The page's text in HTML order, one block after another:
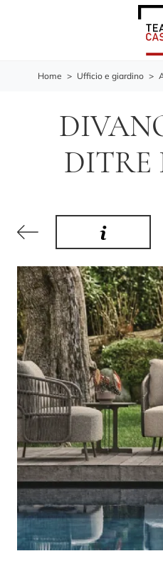
Home > Ufficio e giardino >